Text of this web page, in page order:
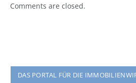
Comments are closed.
DAS PORTAL FÜR DIE